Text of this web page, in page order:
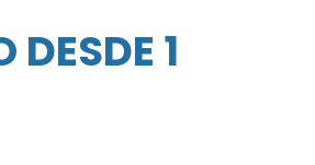
DESDE 1